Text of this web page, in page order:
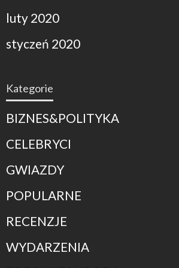
luty 2020
styczeń 2020
Kategorie
BIZNES&POLITYKA
CELEBRYCI
GWIAZDY
POPULARNE
RECENZJE
WYDARZENIA